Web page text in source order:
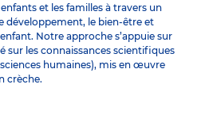
et les familles à travers un
développement, le bien-être et
Notre approche s’appuie sur
les connaissances scientifiques
humaines), mis en œuvre
crèche.